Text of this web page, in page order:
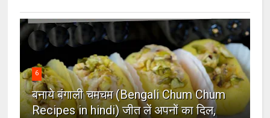
6
बनाये बंगाली चमचम (Bengali Chum Chum
Recipes in hindi) जीत लें अपनों का दिल,